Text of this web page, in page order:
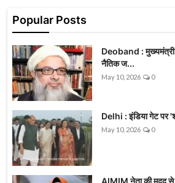
Popular Posts
Deoband : मुख्यमंत्री
नैतिक ज...
May 10, 2026 0
Delhi : इंडिया गेट पर
May 10, 2026 0